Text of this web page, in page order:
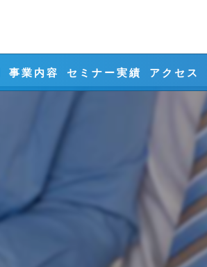
事業内容
ライフプランニング
資産設計
セミナー実績 アクセス